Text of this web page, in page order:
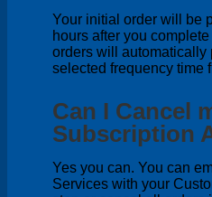
Your initial order will be
hours after you
orders will automatically
selected frequency time
Can I Cancel
Subscription
Yes you can. You can
Services with your